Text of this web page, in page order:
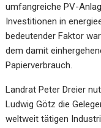
umfangreiche PV-
Investitionen in
bedeutender Faktor
dem damit
Papierverbrauch.
Landrat Peter Dreier
Ludwig Götz die
weltweit tätigen